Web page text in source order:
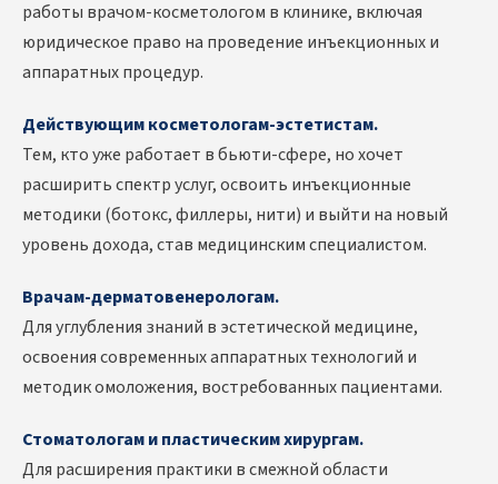
работы врачом-косметологом в клинике, включая
юридическое право на проведение инъекционных и
аппаратных процедур.
Действующим косметологам-эстетистам.
Тем, кто уже работает в бьюти-сфере, но хочет
расширить спектр услуг, освоить инъекционные
методики (ботокс, филлеры, нити) и выйти на новый
уровень дохода, став медицинским специалистом.
Врачам-дерматовенерологам.
Для углубления знаний в эстетической медицине,
освоения современных аппаратных технологий и
методик омоложения, востребованных пациентами.
Стоматологам и пластическим хирургам.
Для расширения практики в смежной области